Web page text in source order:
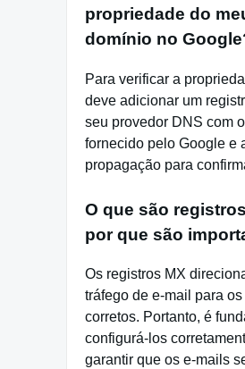
propriedade do
domínio no
Para verificar a
deve adicionar um
seu provedor DNS com
fornecido pelo Google e
propagação para
O que são
por que são
Os registros MX
tráfego de e-mail para
corretos. Portanto, é
configurá-los
garantir que os e-mails